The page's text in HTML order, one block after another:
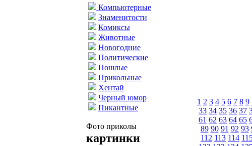
Компьютерные
Знаменитости
Комиксы
Животные
Новогодние
Политические
Пошлые
Прикольные
Хентай
Черный юмор
Пикантные
Фото приколы
картинки
1 2 3 4 5 6 7 8 9
33 34 35 36 37
61 62 63 64 65
89 90 91 92 93
112 113 114